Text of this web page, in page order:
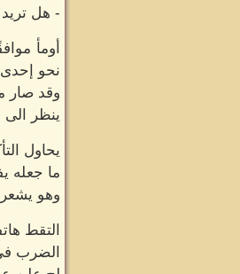
- هل
أومأ
نحو إحدى
وقد صار
ينظر
يحاول
ما جعله
وهو
التقط
الضرب